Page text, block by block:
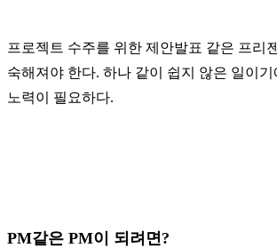
프로젝트 수주를 위한 제안발표 같은 프리
숙해져야 한다. 하나 같이 쉽지 않은 일이
노력이 필요하다.
PM같은 PM이 되려면?